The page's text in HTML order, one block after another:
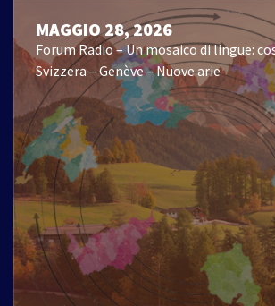
MAGGIO 28, 2026
Forum Radio – Un mosaico di lingue:
Svizzera – Genève – Nuove arie